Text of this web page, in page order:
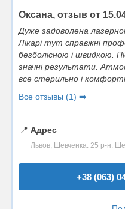
Оксана, отзыв от
Дуже задоволена
Лікарі тут справжні
безболісною і швидкою.
значні результати.
все стерильно і
Все отзывы (1) ➡️
📍 Адрес
Львов, Шевченка. 25 р-н.
+38 (063)